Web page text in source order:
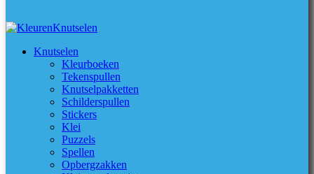
Knutselen
Kleurboeken
Tekenspullen
Knutselpakketten
Schilderspullen
Stickers
Klei
Puzzels
Spellen
Opbergzakken